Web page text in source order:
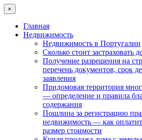
×
Главная
Недвижимость
Недвижимость в Португалии
Сколько стоит застраховать
Получение разрешения на
перечень документов, срок
заявления
Придомовая территория
— определение и правила
содержания
Пошлина за регистрацию
недвижимость — как
размер стоимости